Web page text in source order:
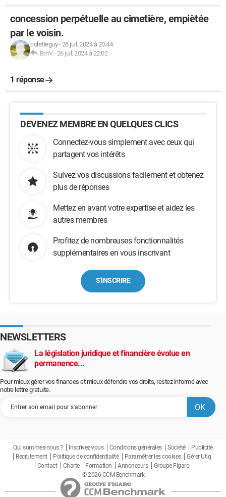
concession perpétuelle au cimetière, empiètée
par le voisin.
coletteguy-26 juil. 2024 à 20:44
BmV-26 juil. 2024 à 22:02
1 réponse
DEVENEZ MEMBRE EN QUELQUES CLICS
Connectez-vous simplement avec ceux qui
partagent vos intérêts
Suivez vos discussions facilement et obtenez
plus de réponses
Mettez en avant votre expertise et aidez les
autres membres
Profitez de nombreuses fonctionnalités
supplémentaires en vous inscrivant
S'INSCRIRE
NEWSLETTERS
La législation juridique et financière évolue en
permanence...
Pour mieux gérer vos finances et mieux défendre vos droits, restez informé avec
notre lettre gratuite.
Qui sommes-nous ? Inscrivez-vous Conditions générales Société
Publicité
Recrutement
Politique de confidentialité Paramétrer les cookies
Gérer Utiq
Contact
Charte Formation Annonceurs
Groupe Figaro
© 2026 CCM Benchmark